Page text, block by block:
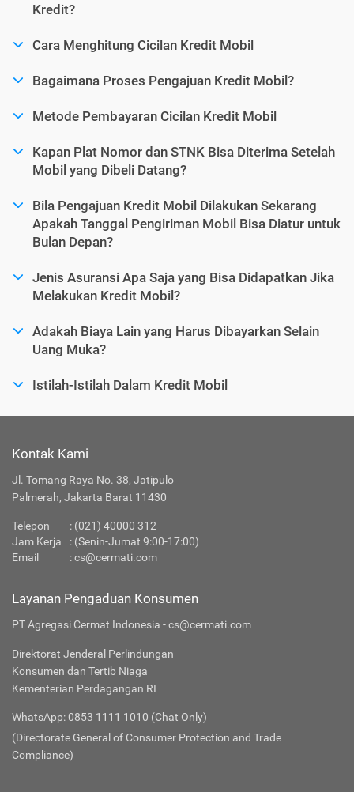
Kredit?
Cara Menghitung Cicilan Kredit Mobil
Bagaimana Proses Pengajuan Kredit Mobil?
Metode Pembayaran Cicilan Kredit Mobil
Kapan Plat Nomor dan STNK Bisa Diterima Setelah
Mobil yang Dibeli Datang?
Bila Pengajuan Kredit Mobil Dilakukan Sekarang
Apakah Tanggal Pengiriman Mobil Bisa Diatur untuk
Bulan Depan?
Jenis Asuransi Apa Saja yang Bisa Didapatkan Jika
Melakukan Kredit Mobil?
Adakah Biaya Lain yang Harus Dibayarkan Selain
Uang Muka?
Istilah-Istilah Dalam Kredit Mobil
Kontak Kami
Jl. Tomang Raya No. 38, Jatipulo
Palmerah, Jakarta Barat 11430
Telepon : (021) 40000 312
Jam Kerja
: (Senin-Jumat 9:00-17:00)
Email
:cs@cermati.com
Layanan Pengaduan Konsumen
PT Agregasi Cermat Indonesia - cs@cermati.com
Direktorat Jenderal Perlindungan
Konsumen dan Tertib Niaga
Kementerian Perdagangan RI
WhatsApp: 0853 1111 1010 (Chat Only)
(Directorate General of Consumer Protection and Trade
Compliance)